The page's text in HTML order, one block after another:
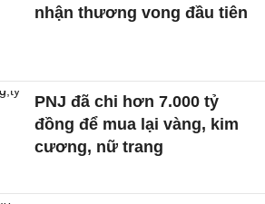
nhận thương vong đầu tiên
PNJ đã chi hơn 7.000 tỷ
đồng để mua lại vàng, kim
cương, nữ trang